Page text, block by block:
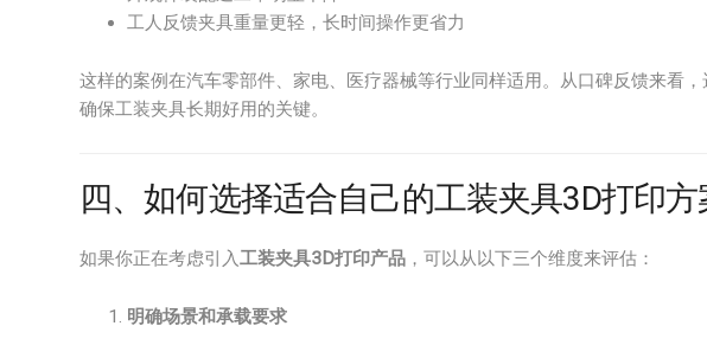
工人反馈夹具重量更轻，长时间操作更省力
这样的案例在汽车零部件、家电、医疗器械等行业同样适用。从口碑反馈来看
确保工装夹具长期好用的关键。
四、如何选择适合自己的工装夹具3D打印方
如果你正在考虑引入工装夹具3D打印产品 ，可以从以下三个维度来评估：
明确场景和承载要求